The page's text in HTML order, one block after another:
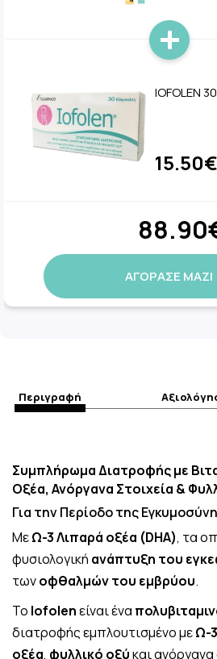
IOFOLEN
15.50€
ΑΓΟΡΑΣΕ ΜΑΖΙ
Περιγραφή
Συμπλήρωμα Διατροφής με
Οξέα, Ανόργανα Στοιχεία &
Για την Περίοδο της
ΜεΩ-3 Λιπαρά οξέα (DHA), τα
φυσιολογική ανάπτυξη του
τωνοφθαλμών του εμβρύου.
Το Iofolenείναι ένα
διατροφής εμπλουτισμένο μεΩ-
οξέα, φυλλικό οξύκαι ανόργανα